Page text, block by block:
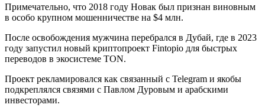
Примечательно, что 2018 году Новак был признан виновным
в особо крупном мошенничестве на $4 млн.
После освобождения мужчина перебрался в Дубай, где в 2023
году запустил новый криптопроект Fintopio для быстрых
переводов в экосистеме TON.
Проект рекламировался как связанный с Telegram и якобы
подкреплялся связями с Павлом Дуровым и арабскими
инвесторами.